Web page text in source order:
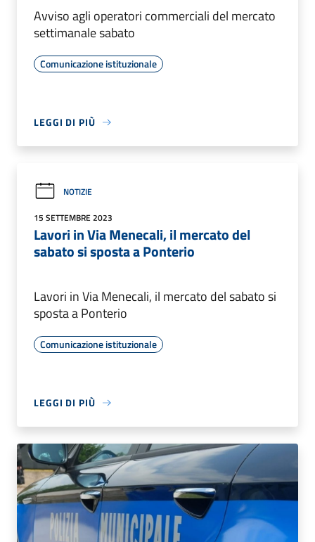
Avviso agli operatori commerciali del mercato
settimanale sabato
Comunicazione istituzionale
LEGGI DI PIÙ
NOTIZIE
15 SETTEMBRE 2023
Lavori in Via Menecali, il mercato del
sabato si sposta a Ponterio
Lavori in Via Menecali, il mercato del sabato si
sposta a Ponterio
Comunicazione istituzionale
LEGGI DI PIÙ